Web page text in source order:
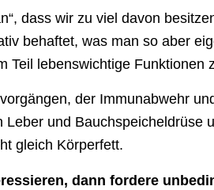
dass wir zu viel davon
behaftet, was man so aber
Teil lebenswichtige Funktionen
der Immunabwehr
und Bauchspeicheldrüse
gleich Körperfett.
dann fordere